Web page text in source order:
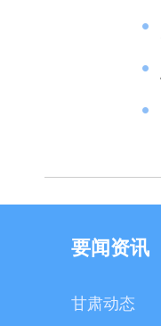
要闻资讯
甘肃动态